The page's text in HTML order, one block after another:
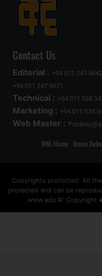
Contact Us
Editorial : +94 011 247
+94 011 247 9671
Technical : +94 011 538
Marketing : +94 011 538
Web Master :
WNL Home Home
Copyrights protected: All
protected and can be
www.ada.lk' Copyright